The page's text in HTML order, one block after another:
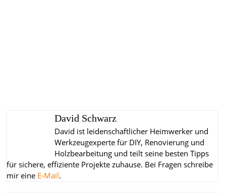
David Schwarz
David ist leidenschaftlicher Heimwerker und
Werkzeugexperte für DIY, Renovierung und
Holzbearbeitung und teilt seine besten Tipps
für sichere, effiziente Projekte zuhause. Bei Fragen schreibe
mir eine E-Mail.